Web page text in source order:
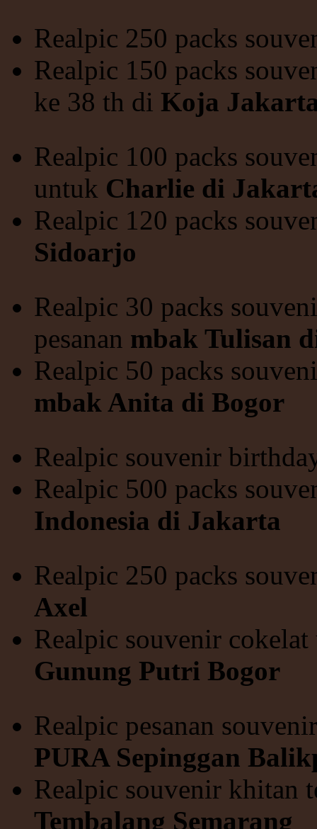
Realpic 250 packs
Realpic 150 packs
ke 38 th di Koja
Realpic 100 packs
untuk Charlie di
Realpic 120 packs
Sidoarjo
Realpic 30 packs
pesanan mbak Tulisan
Realpic 50 packs
mbak Anita di Bogor
Realpic souvenir
Realpic 500 packs
Indonesia di Jakarta
Realpic 250 packs
Axel
Realpic souvenir
Gunung Putri Bogor
Realpic pesanan
PURA Sepinggan
Realpic souvenir khitan
Tembalang Semarang